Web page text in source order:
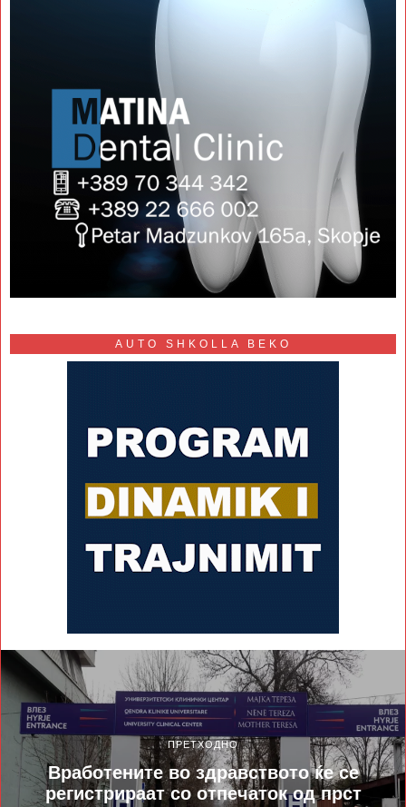
AUTO SHKOLLA BEKO
ПРЕТХОДНО
Вработените во здравството ќе се
регистрираат со отпечаток од прст